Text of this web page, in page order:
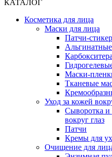
КАТАЛОГ
Косметика для лица
Маски для лица
Патчи-
Маски-
Тканевые
Уход за кожей
Сыворотка и
вокруг глаз
Патчи
Кремы для
Очищение для